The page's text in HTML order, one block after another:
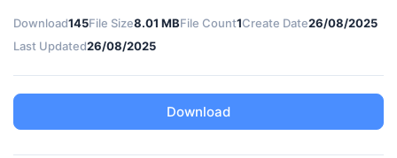
Download145File Size8.01 MBFile Count1Create Date26/08/2025
Last Updated26/08/2025
Download